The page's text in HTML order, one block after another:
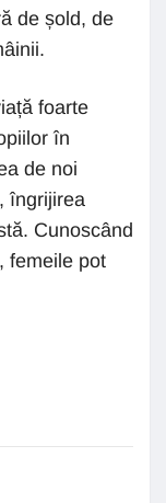
de șold, de
foarte
în
de noi
îngrijirea
Cunoscând
femeile pot